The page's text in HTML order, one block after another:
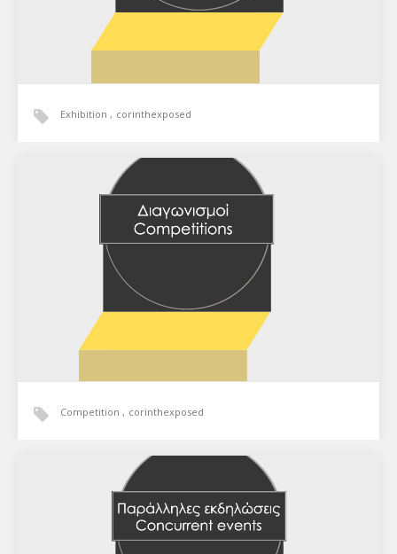
Corinth Exposed / Ημέρες φωτογραφίας Κορινθίας
Exhibition corinthexposed
Corinth Exposed / Ημέρες φωτογραφίας Κορινθίας
Competition corinthexposed